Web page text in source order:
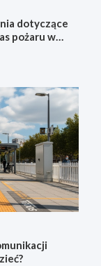
dotyczące
pożaru w